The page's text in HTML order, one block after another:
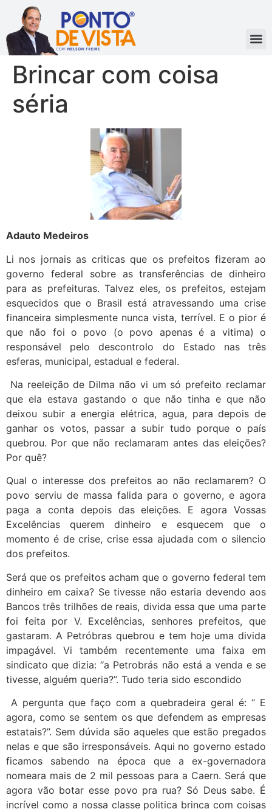
Brincar com coisa
séria
Adauto Medeiros
Li nos jornais as criticas que os prefeitos fizeram ao
governo federal sobre as transferências de dinheiro
para as prefeituras. Talvez eles, os prefeitos, estejam
esquecidos que o Brasil está atravessando uma crise
financeira simplesmente nunca vista, terrível. E o pior é
que não foi o povo (o povo apenas é a vitima) o
responsável pelo descontrolo do Estado nas três
esferas, municipal, estadual e federal.
Na reeleição de Dilma não vi um só prefeito reclamar
que ela estava gastando o que não tinha e que não
deixou subir a energia elétrica, agua, para depois de
ganhar os votos, passar a subir tudo porque o país
quebrou. Por que não reclamaram antes das eleições?
Por quê?
Qual o interesse dos prefeitos ao não reclamarem? O
povo serviu de massa falida para o governo, e agora
paga a conta depois das eleições. E agora Vossas
Excelências querem dinheiro e esquecem que o
momento é de crise, crise essa ajudada com o silencio
dos prefeitos.
Será que os prefeitos acham que o governo federal tem
dinheiro em caixa? Se tivesse não estaria devendo aos
Bancos três trilhões de reais, divida essa que uma parte
foi feita por V. Excelências, senhores prefeitos, que
gastaram. A Petróbras quebrou e tem hoje uma divida
impagável. Vi também recentemente uma faixa em
sindicato que dizia: “a Petrobrás não está a venda e se
tivesse, alguém queria?”. Tudo teria sido escondido
A pergunta que faço com a quebradeira geral é: “ E
agora, como se sentem os que defendem as empresas
estatais?”. Sem dúvida são aqueles que estão pregados
nelas e que são irresponsáveis. Aqui no governo estado
ficamos sabendo na época que a ex-governadora
nomeara mais de 2 mil pessoas para a Caern. Será que
agora vão botar esse povo pra rua? Só Deus sabe. É
incrível como a nossa classe politica brinca com coisas